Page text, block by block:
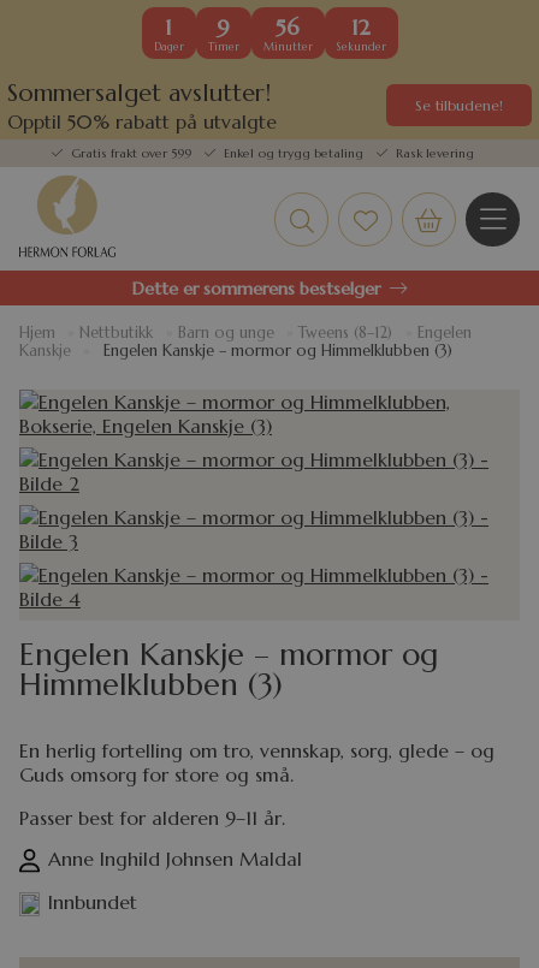
1
Dager
9
Timer
56
Minutter
12
Sekunder
Sommersalget avslutter!
Opptil 50% rabatt på utvalgte
kundefavoritter
Se tilbudene!
Gratis frakt over 599 Enkel og trygg betaling Rask levering
Dette er sommerens bestselger
Hjem Nettbutikk Barn og unge »Tweens (8–12)
Engelen
Kanskje
Engelen Kanskje – mormor og Himmelklubben (3)
Engelen Kanskje – mormor og
Himmelklubben (3)
En herlig fortelling om tro, vennskap, sorg, glede – og
Guds omsorg for store og små.
Passer best for alderen 9–11 år.
Anne Inghild Johnsen Maldal
Innbundet